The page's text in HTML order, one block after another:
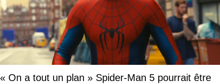
« On a tout un plan » Spider-Man 5 pourrait être